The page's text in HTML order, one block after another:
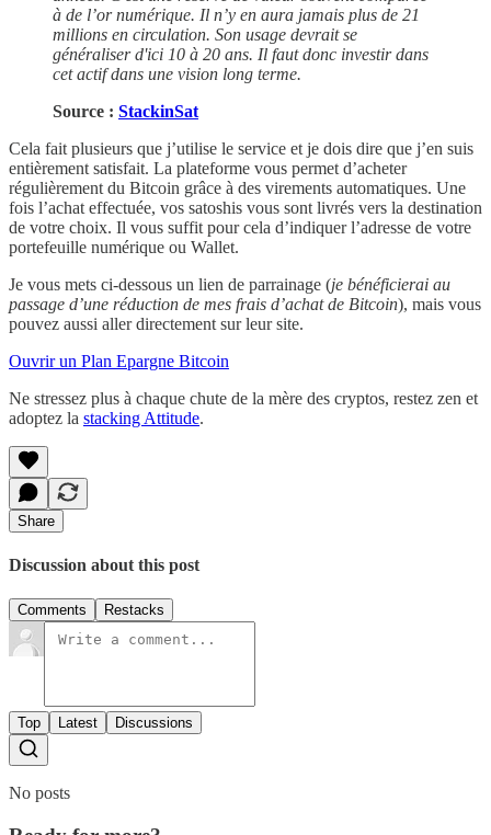
à de l’or numérique. Il n’y en aura jamais plus de 21
millions en circulation. Son usage devrait se
généraliser d'ici 10 à 20 ans. Il faut donc investir dans
cet actif dans une vision long terme.
Source : StackinSat
Cela fait plusieurs que j’utilise le service et je dois dire que j’en suis
entièrement satisfait. La plateforme vous permet d’acheter
régulièrement du Bitcoin grâce à des virements automatiques. Une
fois l’achat effectuée, vos satoshis vous sont livrés vers la destination
de votre choix. Il vous suffit pour cela d’indiquer l’adresse de votre
portefeuille numérique ou Wallet.
Je vous mets ci-dessous un lien de parrainage (je bénéficierai au
passage d’une réduction de mes frais d’achat de Bitcoin), mais vous
pouvez aussi aller directement sur leur site.
Ouvrir un Plan Epargne Bitcoin
Ne stressez plus à chaque chute de la mère des cryptos, restez zen et
adoptez la stacking Attitude.
Share
Discussion about this post
Comments Restacks
Top Latest Discussions
No posts